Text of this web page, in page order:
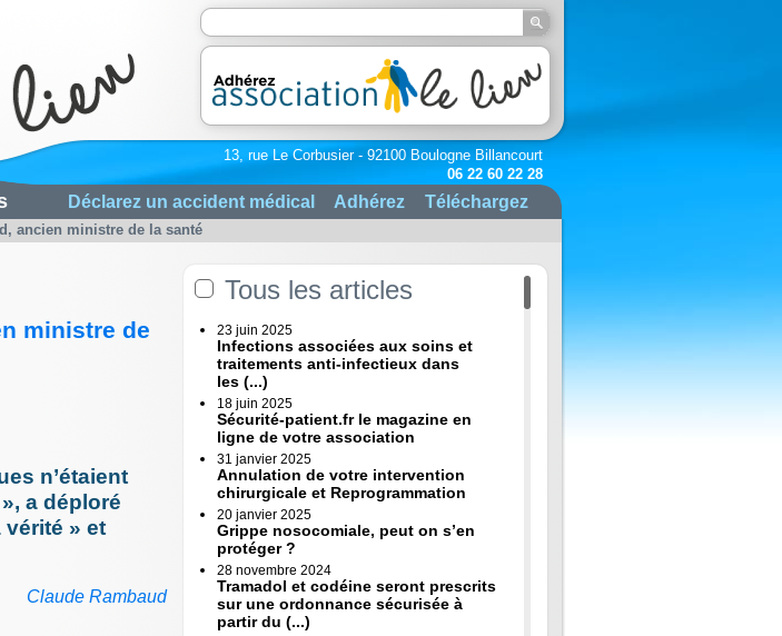
13, rue Le Corbusier - 92100 Boulogne Billancourt
06 22 60 22 28
Déclarez un accident médical Adhérez Téléchargez
ancien ministre de la santé
ministre de
n’étaient
a déploré
vérité » et
Claude Rambaud
Tous les articles
23 juin 2025
Infections associées aux soins et
traitements anti-infectieux dans
les (...)
18 juin 2025
Sécurité-patient.fr le magazine en
ligne de votre association
31 janvier 2025
Annulation de votre intervention
chirurgicale et Reprogrammation
20 janvier 2025
Grippe nosocomiale, peut on s’en
protéger ?
28 novembre 2024
Tramadol et codéine seront prescrits
sur une ordonnance sécurisée à
partir du (...)